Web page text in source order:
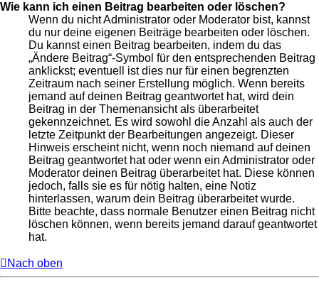
Wie kann ich einen Beitrag bearbeiten oder löschen?
Wenn du nicht Administrator oder Moderator bist, kannst
du nur deine eigenen Beiträge bearbeiten oder löschen.
Du kannst einen Beitrag bearbeiten, indem du das
„Ändere Beitrag“-Symbol für den entsprechenden Beitrag
anklickst; eventuell ist dies nur für einen begrenzten
Zeitraum nach seiner Erstellung möglich. Wenn bereits
jemand auf deinen Beitrag geantwortet hat, wird dein
Beitrag in der Themenansicht als überarbeitet
gekennzeichnet. Es wird sowohl die Anzahl als auch der
letzte Zeitpunkt der Bearbeitungen angezeigt. Dieser
Hinweis erscheint nicht, wenn noch niemand auf deinen
Beitrag geantwortet hat oder wenn ein Administrator oder
Moderator deinen Beitrag überarbeitet hat. Diese können
jedoch, falls sie es für nötig halten, eine Notiz
hinterlassen, warum dein Beitrag überarbeitet wurde.
Bitte beachte, dass normale Benutzer einen Beitrag nicht
löschen können, wenn bereits jemand darauf geantwortet
hat.
Nach oben